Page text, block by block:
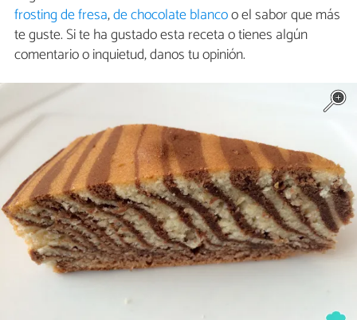
frosting de fresa,de chocolate blancoo el sabor que más
te guste. Si te ha gustado esta receta o tienes algún
comentario o inquietud, danos tu opinión.